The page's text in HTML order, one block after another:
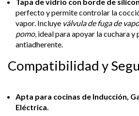
perfecto y permite controlar la
vapor. Incluye válvula de fuga de
pomo, ideal para apoyar la cuchara y
antiadherente.
Compatibilidad y
Apta para cocinas de Inducción,
Eléctrica.